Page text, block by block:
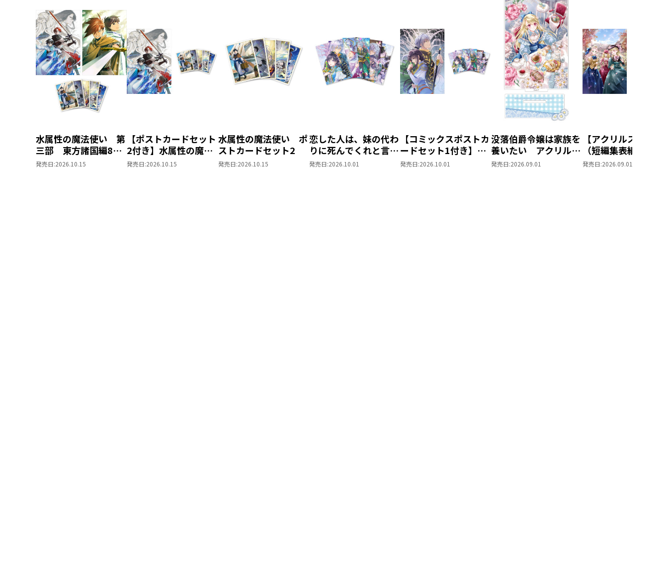
水属性の魔法使い 第
三部 東方諸国編8
同時発売まとめ買いセ
発売日:2026.10.15
【ポストカードセット
2付き】水属性の魔法
使い 第三部 東方諸
発売日:2026.10.15
水属性の魔法使い ポ
ストカードセット2
発売日:2026.10.15
恋した人は、妹の代わ
りに死んでくれと言っ
た。＠COMIC ポス
発売日:2026.10.01
【コミックスポストカ
ードセット1付き】恋
した人は、妹の代わり
発売日:2026.10.01
没落伯爵令嬢は家族を
養いたい アクリルス
タンド（短編集表紙）
発売日:2026.09.01
【アクリルスタンド
（短編集表紙）付き
没落伯爵令嬢は家族
発売日:2026.09.01